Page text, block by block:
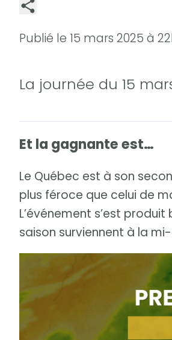
Publié le 15 mars 2025 à
La journée du 15
Et la gagnante est…
Le Québec est à son
plus féroce que celui de
L’événement s’est
saison surviennent à la